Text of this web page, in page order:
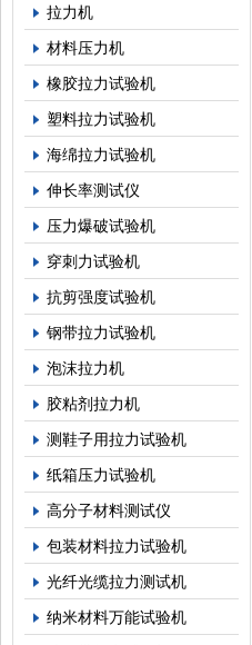
拉力机
材料压力机
橡胶拉力试验机
塑料拉力试验机
海绵拉力试验机
伸长率测试仪
压力爆破试验机
穿刺力试验机
抗剪强度试验机
钢带拉力试验机
泡沫拉力机
胶粘剂拉力机
测鞋子用拉力试验机
纸箱压力试验机
高分子材料测试仪
包装材料拉力试验机
光纤光缆拉力测试机
纳米材料万能试验机